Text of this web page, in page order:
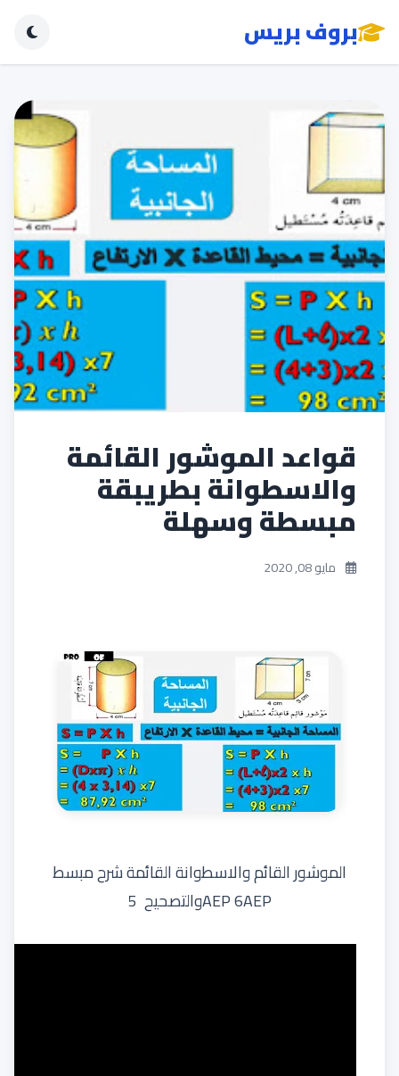
بروف بريس
قواعد الموشور القائمة
والاسطوانة بطريبقة
مبسطة وسهلة
مايو 08, 2020
الموشور القائم والاسطوانة القائمة شرح مبسط
والتصحيح 5AEP 6AEP